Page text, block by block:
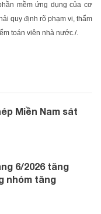
mềm ứng dụng của cơ
quy định rõ phạm vi, thẩm
toán viên nhà nước./.
Miền Nam sát
6/2026 tăng
nhóm tăng